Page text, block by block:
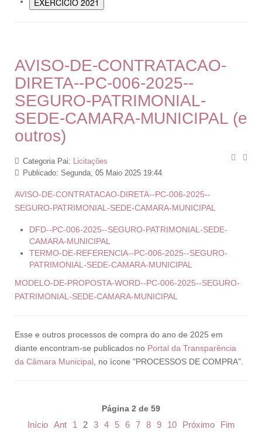
AVISO-DE-CONTRATACAO-
DIRETA--PC-006-2025--
SEGURO-PATRIMONIAL-
SEDE-CAMARA-MUNICIPAL (e
outros)
Categoria Pai:
Licitações
Publicado: Segunda, 05 Maio 2025 19:44
AVISO-DE-CONTRATACAO-DIRETA--PC-006-2025--
SEGURO-PATRIMONIAL-SEDE-CAMARA-MUNICIPAL
DFD--PC-006-2025--SEGURO-PATRIMONIAL-SEDE-
CAMARA-MUNICIPAL
TERMO-DE-REFERENCIA--PC-006-2025--SEGURO-
PATRIMONIAL-SEDE-CAMARA-MUNICIPAL
MODELO-DE-PROPOSTA-WORD--PC-006-2025--SEGURO-
PATRIMONIAL-SEDE-CAMARA-MUNICIPAL
Esse e outros processos de compra do ano de 2025 em
diante encontram-se publicados no Portal da Transparência
da Câmara Municipal , no ìcone "PROCESSOS DE COMPRA".
Página 2 de 59
Início Ant 1 2 3 4 5 6 7 8 9 10 Próximo Fim